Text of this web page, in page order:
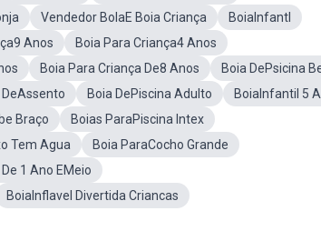
Vendedor BolaE Boia Criança
BoiaInfantl
Anos
Boia Para Criança4 Anos
Boia Para Criança De8 Anos
Boia DePsicina
DeAssento Boia DePiscina Adulto
BoiaInfantil 5
Braço
Boias ParaPiscina Intex
Tem Agua
Boia ParaCocho Grande
1 Ano EMeio
BoiaInflavel Divertida Criancas